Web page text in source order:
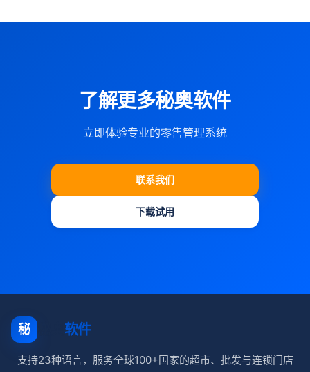
了解更多秘奥软件
立即体验专业的零售管理系统
联系我们
下载试用
秘 软件
支持23种语言，服务全球100+国家的超市、批发与连锁门店